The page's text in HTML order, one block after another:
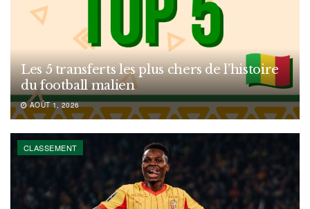
Les 5 transferts les plus chers de l’histoire
du football malien
AOÛT 1, 2026
CLASSEMENT